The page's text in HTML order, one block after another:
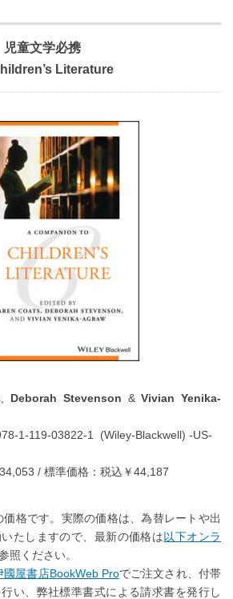
童文学必携
Literature
Deborah Stevenson &Vivian Yenika-
1-119-03822-1 (Wiley-Blackwell) -US-
/ 標準価格：税込￥44,187
格です。実際の価格は、為替レートや出
たしますので、最新の価格は以下オンラ
照ください。
國屋書店BookWeb Proでご注文され、付帯
い、弊社標準書式による請求書を発行し